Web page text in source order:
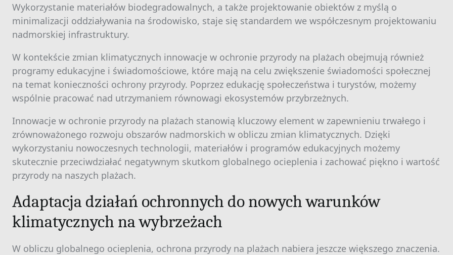
Wykorzystanie materiałów biodegradowalnych, a także projektowanie obiektów z myślą o
minimalizacji oddziaływania na środowisko, staje się standardem we współczesnym projektowaniu
nadmorskiej infrastruktury.
W kontekście zmian klimatycznych innowacje w ochronie przyrody na plażach obejmują również
programy edukacyjne i świadomościowe, które mają na celu zwiększenie świadomości społecznej
na temat konieczności ochrony przyrody. Poprzez edukację społeczeństwa i turystów, możemy
wspólnie pracować nad utrzymaniem równowagi ekosystemów przybrzeżnych.
Innowacje w ochronie przyrody na plażach stanowią kluczowy element w zapewnieniu trwałego i
zrównoważonego rozwoju obszarów nadmorskich w obliczu zmian klimatycznych. Dzięki
wykorzystaniu nowoczesnych technologii, materiałów i programów edukacyjnych możemy
skutecznie przeciwdziałać negatywnym skutkom globalnego ocieplenia i zachować piękno i wartość
przyrody na naszych plażach.
Adaptacja działań ochronnych do nowych warunków
klimatycznych na wybrzeżach
W obliczu globalnego ocieplenia, ochrona przyrody na plażach nabiera jeszcze większego znaczenia.